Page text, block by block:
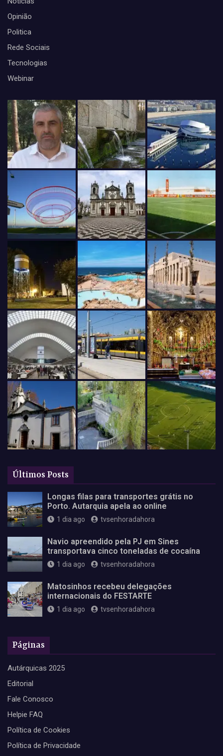
Opinião
Politica
Rede Sociais
Tecnologias
Webinar
Últimos Posts
Longas filas para transportes grátis no
Porto. Autarquia apela ao online
1 dia ago tvsenhoradahora
Navio apreendido pela PJ em Sines
transportava cinco toneladas de cocaína
1 dia ago tvsenhoradahora
Matosinhos recebeu delegações
internacionais do FESTARTE
1 dia ago tvsenhoradahora
Páginas
Autárquicas 2025
Editorial
Fale Conosco
Helpie FAQ
Política de Cookies
Política de Privacidade